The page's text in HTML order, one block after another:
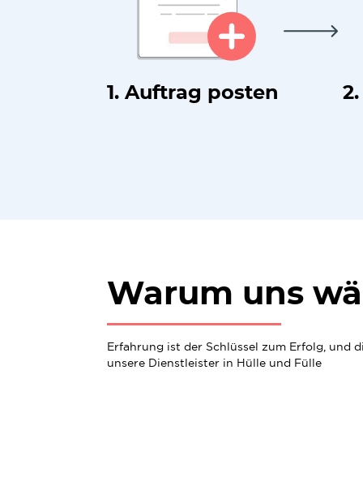
1. Auftrag posten
Warum uns
Erfahrung ist der Schlüssel zum Erfolg, und
unsere Dienstleister in Hülle und Fülle